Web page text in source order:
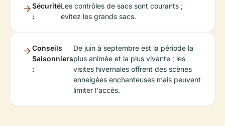
Sécurité
:
Les contrôles de sacs sont courants ;
évitez les grands sacs.
Conseils
Saisonniers
:
De juin à septembre est la période la
plus animée et la plus vivante ; les
visites hivernales offrent des scènes
enneigées enchanteuses mais peuvent
limiter l'accès.